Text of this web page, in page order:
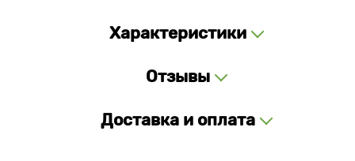
Характеристики
Отзывы
Доставка и оплата